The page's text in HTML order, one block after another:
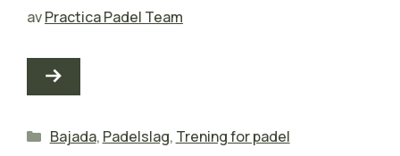
avPractica Padel Team
Kategorier
Bajada, Padelslag, Trening for padel